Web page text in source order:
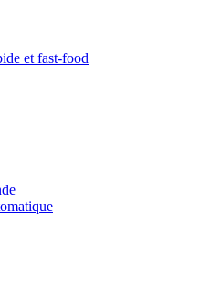
et fast-food